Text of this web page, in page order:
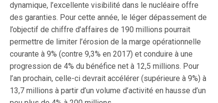
dynamique, l’excellente visibilité dans le nucléaire offre
des garanties. Pour cette année, le léger dépassement de
l’objectif de chiffre d’affaires de 190 millions pourrait
permettre de limiter l’érosion de la marge opérationnelle
courante à 9% (contre 9,3% en 2017) et conduire à une
progression de 4% du bénéfice net à 12,5 millions. Pour
l’an prochain, celle-ci devrait accélérer (supérieure à 9%) à
13,7 millions à partir d’un volume d’activité en hausse d’un